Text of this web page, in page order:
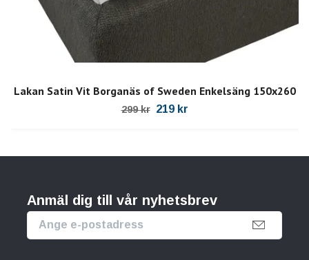
Lakan Satin Vit Borganäs of Sweden Enkelsäng 150x260
299 kr 219 kr
Anmäl dig till vår nyhetsbrev